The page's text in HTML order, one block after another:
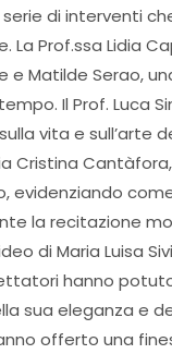
di interventi
La Prof.ssa Lidia
Matilde Serao,
Il Prof. Luca
vita e sull’arte
evidenziando
la recitazione
di Maria Luisa
hanno
sua eleganza e
offerto una